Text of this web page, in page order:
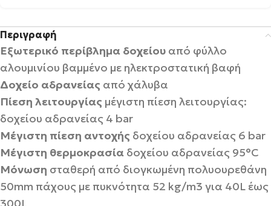
Περιγραφή
Εξωτερικό περίβλημα δοχείου από φύλλο
αλουμινίου βαμμένο με ηλεκτροστατική βαφή
Δοχείο αδρανείας από χάλυβα
Πίεση λειτουργίας μέγιστη πίεση λειτουργίας:
δοχείου αδρανείας 4 bar
Μέγιστη πίεση αντοχής δοχείου αδρανείας 6 bar
Μέγιστη θερμοκρασία δοχείου αδρανείας 95°C
Μόνωση σταθερή από διογκωμένη πολυουρεθάνη
50mm πάχους με πυκνότητα 52 kg/m3 για 40L έως